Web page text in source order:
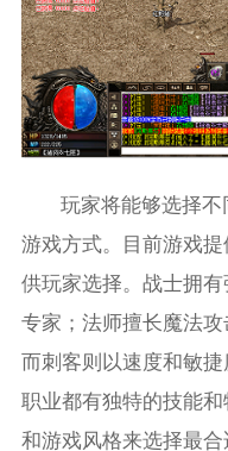
玩家将能够选择
游戏方式。目前游戏
供玩家选择。战士拥
专家；法师擅长魔法
而刺客则以速度和敏
职业都有独特的技能
和游戏风格来选择最合